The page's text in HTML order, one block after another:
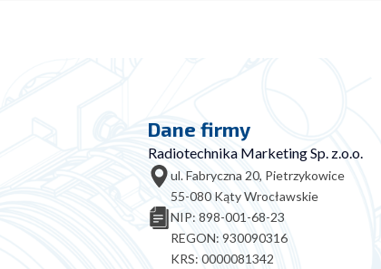
Dane firmy
Radiotechnika Marketing Sp. z.o.o.
ul. Fabryczna 20, Pietrzykowice
55-080 Kąty Wrocławskie
NIP: 898-001-68-23
REGON: 930090316
KRS: 0000081342